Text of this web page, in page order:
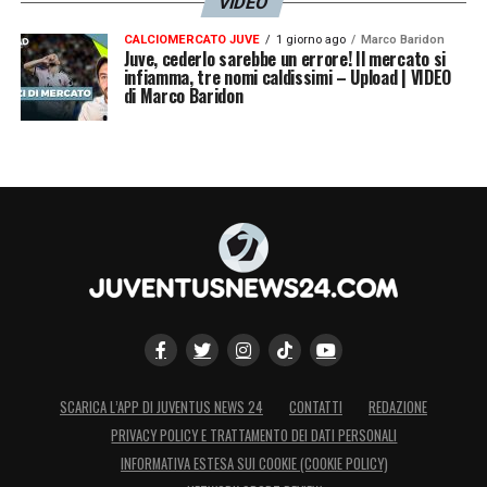
LA PLAYLIST DELLE NOSTRE TOP NEWS
CALCIOMERCATO JUVE 1 giorno ago Marco Baridon
Juve, cederlo sarebbe un errore! Il mercato si
infiamma, tre nomi caldissimi – Upload | VIDEO
di Marco Baridon
SCARICA L’APP DI JUVENTUS NEWS 24 CONTATTI
REDAZIONE
PRIVACY POLICY E TRATTAMENTO DEI DATI PERSONALI
INFORMATIVA ESTESA SUI COOKIE (COOKIE POLICY)